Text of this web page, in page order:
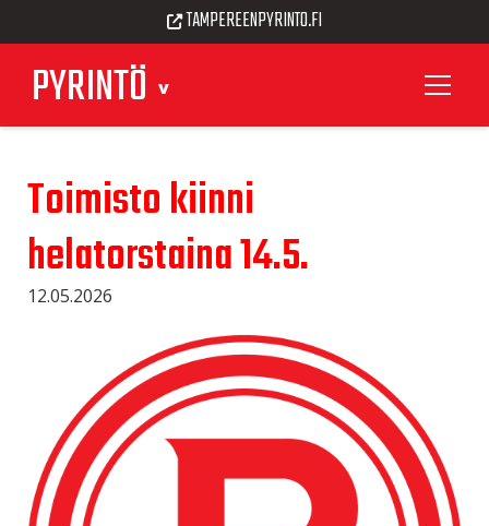
PYRINTÖ
TAMPEREENPYRINTO.FI
Toimisto kiinni
helatorstaina 14.5.
12.05.2026